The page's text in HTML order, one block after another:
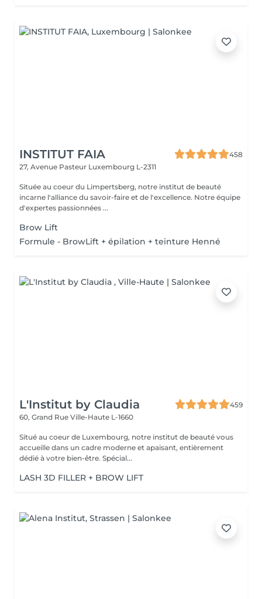
INSTITUT FAIA
458
27, Avenue Pasteur Luxembourg L-2311
Située au coeur du Limpertsberg, notre institut de beauté
incarne l'alliance du savoir-faire et de l'excellence. Notre équipe
d'expertes passionnées ...
Brow Lift
Formule - BrowLift + épilation + teinture Henné
L'Institut by Claudia
459
60, Grand Rue Ville-Haute L-1660
Situé au coeur de Luxembourg, notre institut de beauté vous
accueille dans un cadre moderne et apaisant, entièrement
dédié à votre bien-être. Spécial...
LASH 3D FILLER + BROW LIFT